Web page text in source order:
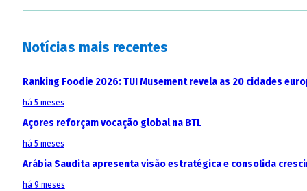
Notícias mais recentes
Ranking Foodie 2026: TUI Musement revela as 20 cidades
há 5 meses
Açores reforçam vocação global na BTL
há 5 meses
Arábia Saudita apresenta visão estratégica e consolida
há 9 meses